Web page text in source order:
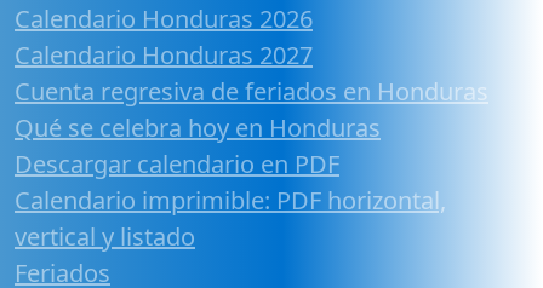
Calendario Honduras 2026
Calendario Honduras 2027
Cuenta regresiva de feriados en Honduras
Qué se celebra hoy en Honduras
Descargar calendario en PDF
Calendario imprimible: PDF horizontal,
vertical y listado
Feriados